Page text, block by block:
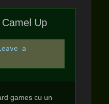
Up
a
games cu un